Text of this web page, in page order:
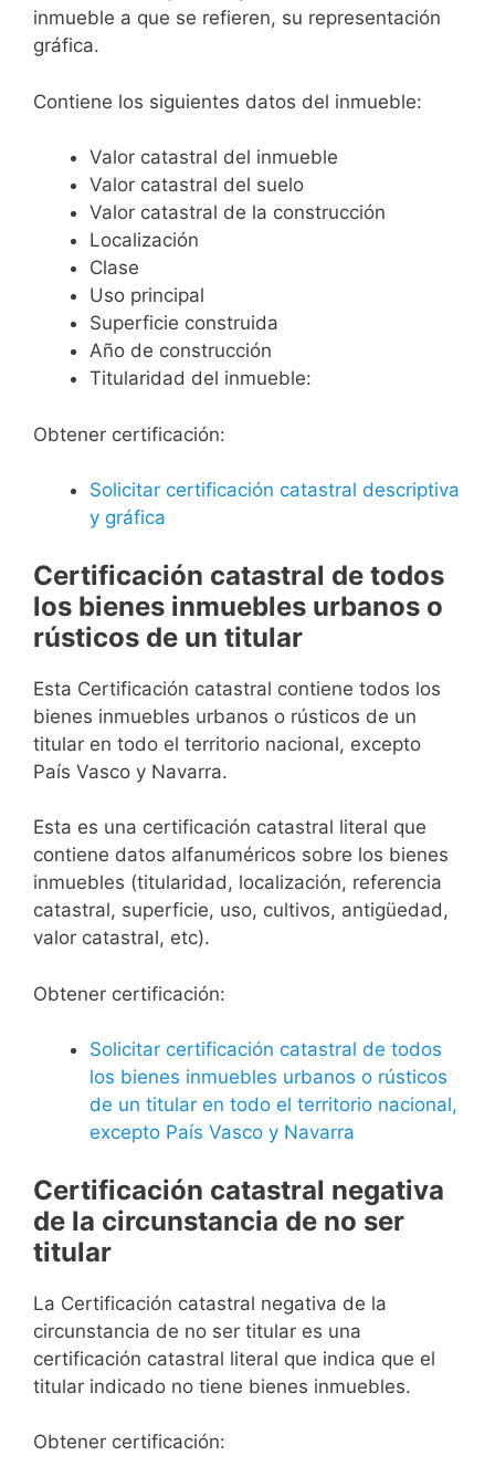
inmueble a que se refieren, su representación
gráfica.
Contiene los siguientes datos del inmueble:
Valor catastral del inmueble
Valor catastral del suelo
Valor catastral de la construcción
Localización
Clase
Uso principal
Superficie construida
Año de construcción
Titularidad del inmueble:
Obtener certificación:
Solicitar certificación catastral descriptiva
y gráfica
Certificación catastral de todos
los bienes inmuebles urbanos o
rústicos de un titular
Esta Certificación catastral contiene todos los
bienes inmuebles urbanos o rústicos de un
titular en todo el territorio nacional, excepto
País Vasco y Navarra.
Esta es una certificación catastral literal que
contiene datos alfanuméricos sobre los bienes
inmuebles (titularidad, localización, referencia
catastral, superficie, uso, cultivos, antigüedad,
valor catastral, etc).
Obtener certificación:
Solicitar certificación catastral de todos
los bienes inmuebles urbanos o rústicos
de un titular en todo el territorio nacional,
excepto País Vasco y Navarra
Certificación catastral negativa
de la circunstancia de no ser
titular
La Certificación catastral negativa de la
circunstancia de no ser titular es una
certificación catastral literal que indica que el
titular indicado no tiene bienes inmuebles.
Obtener certificación: